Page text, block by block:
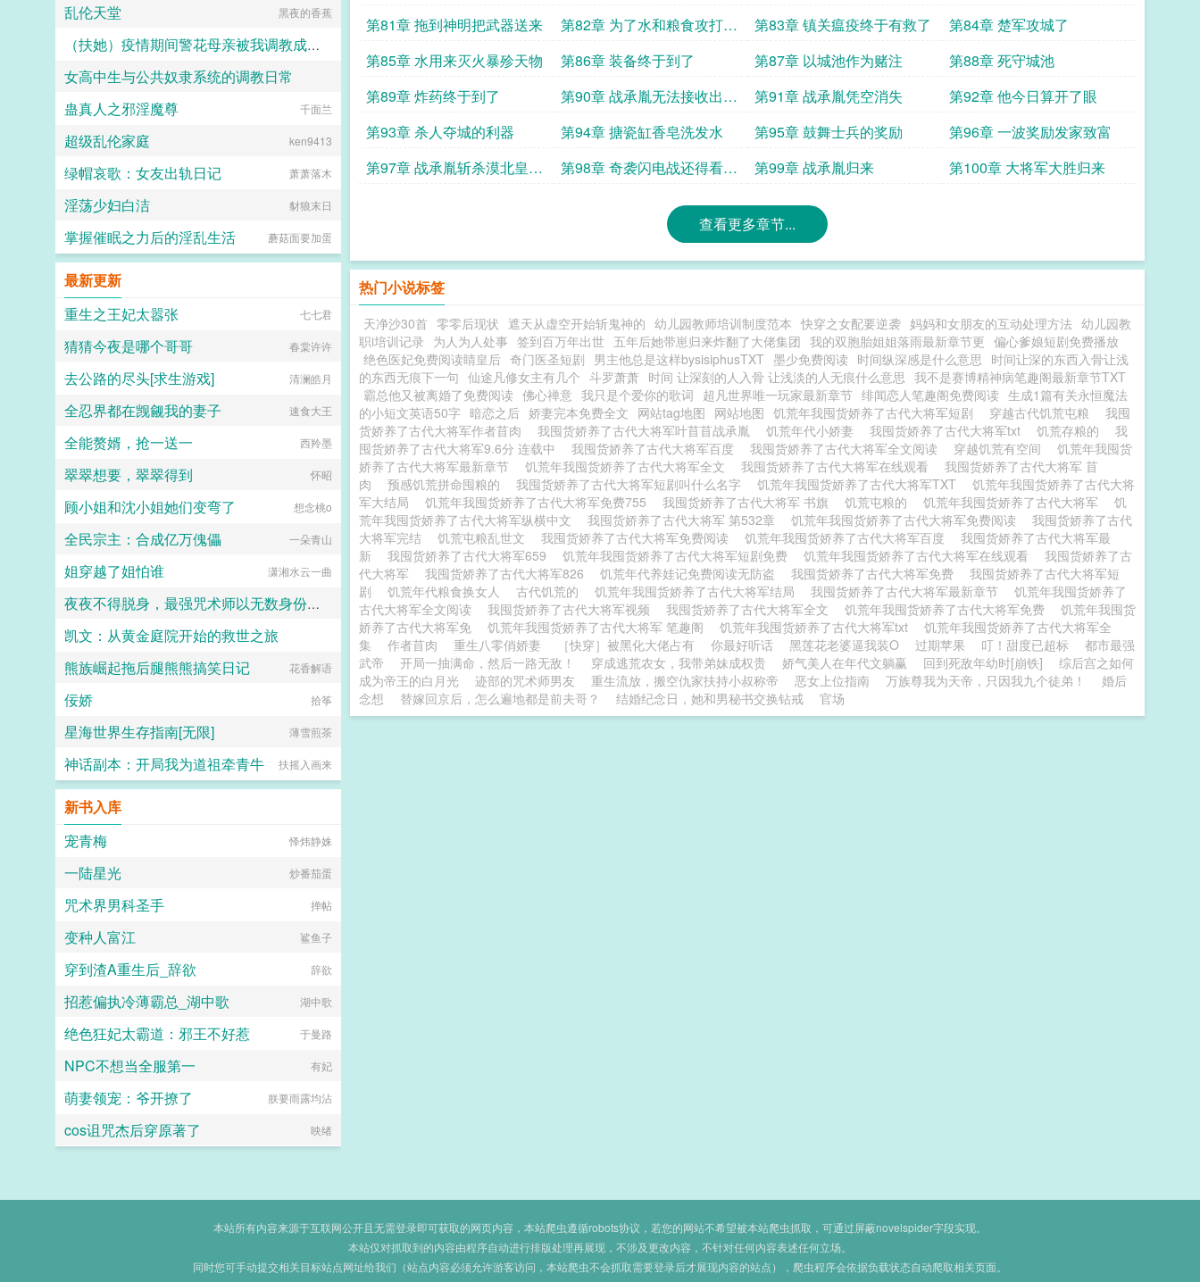
第81章 拖到神明把武器送来
第82章 为了水和粮食攻打镇
关
第83章 镇关瘟疫终于有救了
第84章 楚军攻城了
第85章 水用来灭火暴殄天物
第86章 装备终于到了 第87章 以城池作为赌注
第88章 死守城池
第89章 炸药终于到了
第90章 战承胤无法接收出事
了
第91章 战承胤凭空消失
第92章 他今日算开了眼
第93章 杀人夺城的利器
第94章 搪瓷缸香皂洗发水 第95章 鼓舞士兵的奖励
第96章 一波奖励发家致富
第97章 战承胤斩杀漠北皇族
第98章 奇袭闪电战还得看大
第99章 战承胤归来 第100章 大将军大胜归来
查看更多章节...
热门小说标签
天净沙30首 零零后现状 遮天从虚空开始斩鬼神的 幼儿园教师培训制度范本 快穿之女配要逆袭 妈妈和女朋友的互动处理方法 幼儿园教
职i培训记录 为人为人处事 签到百万年出世 五年后她带崽归来炸翻了大佬集团 我的双胞胎姐姐落雨最新章节更 偏心爹娘短剧免费播放
绝色医妃免费阅读睛皇后 奇门医圣短剧 男主他总是这样bysisiphusTXT 墨少免费阅读 时间纵深感是什么意思 时间让深的东西入骨让浅
的东西无痕下一句 仙途凡修女主有几个 斗罗萧萧 时间 让深刻的人入骨 让浅淡的人无痕什么意思 我不是赛博精神病笔趣阁最新章节TXT
霸总他又被离婚了免费阅读 佛心禅意 我只是个爱你的歌词 超凡世界唯一玩家最新章节 绯闻恋人笔趣阁免费阅读 生成1篇有关永恒魔法
的小短文英语50字 暗恋之后 娇妻完本免费全文 网站tag地图 网站地图 饥荒年我囤货娇养了古代大将军短剧 穿越古代饥荒屯粮
我囤
货娇养了古代大将军作者苜肉
我囤货娇养了古代大将军叶苜苜战承胤 饥荒年代小娇妻 我囤货娇养了古代大将军txt 饥荒存粮的
我
囤货娇养了古代大将军9.6分 连载中
我囤货娇养了古代大将军百度 我囤货娇养了古代大将军全文阅读 穿越饥荒有空间
饥荒年我囤货
娇养了古代大将军最新章节
饥荒年我囤货娇养了古代大将军全文 我囤货娇养了古代大将军在线观看
我囤货娇养了古代大将军 苜
肉
预感饥荒拼命囤粮的 我囤货娇养了古代大将军短剧叫什么名字 饥荒年我囤货娇养了古代大将军TXT
饥荒年我囤货娇养了古代大将
军大结局
饥荒年我囤货娇养了古代大将军免费755 我囤货娇养了古代大将军 书旗 饥荒屯粮的 饥荒年我囤货娇养了古代大将军
饥
荒年我囤货娇养了古代大将军纵横中文
我囤货娇养了古代大将军 第532章 饥荒年我囤货娇养了古代大将军免费阅读
我囤货娇养了古代
大将军完结
饥荒屯粮乱世文 我囤货娇养了古代大将军免费阅读 饥荒年我囤货娇养了古代大将军百度
我囤货娇养了古代大将军最
新
我囤货娇养了古代大将军659 饥荒年我囤货娇养了古代大将军短剧免费 饥荒年我囤货娇养了古代大将军在线观看
我囤货娇养了古
代大将军
我囤货娇养了古代大将军826 饥荒年代养娃记免费阅读无防盗 我囤货娇养了古代大将军免费
我囤货娇养了古代大将军短
剧
饥荒年代粮食换女人 古代饥荒的 饥荒年我囤货娇养了古代大将军结局 我囤货娇养了古代大将军最新章节
饥荒年我囤货娇养了
古代大将军全文阅读
我囤货娇养了古代大将军视频 我囤货娇养了古代大将军全文 饥荒年我囤货娇养了古代大将军免费
饥荒年我囤货
娇养了古代大将军免
饥荒年我囤货娇养了古代大将军 笔趣阁 饥荒年我囤货娇养了古代大将军txt
饥荒年我囤货娇养了古代大将军全
集
作者苜肉 重生八零俏娇妻 ［快穿］被黑化大佬占有 你最好听话 黑莲花老婆逼我装O 过期苹果 叮！甜度已超标
都市最强
武帝
开局一抽满命，然后一路无敌！ 穿成逃荒农女，我带弟妹成权贵 娇气美人在年代文躺赢 回到死敌年幼时[崩铁]
综后宫之如何
成为帝王的白月光
迹部的咒术师男友 重生流放，搬空仇家扶持小叔称帝 恶女上位指南 万族尊我为天帝，只因我九个徒弟！
婚后
念想
替嫁回京后，怎么遍地都是前夫哥？ 结婚纪念日，她和男秘书交换钻戒 官场
乱伦天堂 黑夜的香蕉
（扶她）疫情期间警花母亲被我调教成三洞全开的肉便器母狗
霜染official
女高中生与公共奴隶系统的调教日常
喵不可言
蛊真人之邪淫魔尊 千面兰
超级乱伦家庭 ken9413
绿帽哀歌：女友出轨日记 萧萧落木
淫荡少妇白洁 豺狼末日
掌握催眠之力后的淫乱生活 蘑菇面要加蛋
最新更新
重生之王妃太嚣张
七七君
猜猜今夜是哪个哥哥 春棠许许
去公路的尽头[求生游戏] 清澜皓月
全忍界都在觊觎我的妻子 速食大王
全能赘婿，抢一送一 西羚墨
翠翠想要，翠翠得到 怀昭
顾小姐和沈小姐她们变弯了 想念桃o
全民宗主：合成亿万傀儡 一朵青山
姐穿越了姐怕谁 潇湘水云一曲
夜夜不得脱身，最强咒术师以无数身份向我靠近
凯文：从黄金庭院开始的救世之旅
无名小作者595
熊族崛起拖后腿熊熊搞笑日记 花香解语
佞娇 拾筝
星海世界生存指南[无限] 薄雪煎茶
神话副本：开局我为道祖牵青牛 扶摇入画来
新书入库
宠青梅
怿炜静姝
一陆星光 炒番茄蛋
咒术界男科圣手 掸帖
变种人富江 鲨鱼子
穿到渣A重生后_辞欲 辞欲
招惹偏执冷薄霸总_湖中歌 湖中歌
绝色狂妃太霸道：邪王不好惹 于曼路
NPC不想当全服第一 有妃
萌妻领宠：爷开撩了 朕要雨露均沾
cos诅咒杰后穿原著了 映绪
本站所有内容来源于互联网公开且无需登录即可获取的网页内容，本站爬虫遵循robots协议，若您的网站不希望被本站爬虫抓取，可通过屏蔽novelspider字段实现。
本站仅对抓取到的内容由程序自动进行排版处理再展现，不涉及更改内容，不针对任何内容表述任何立场。
同时您可手动提交相关目标站点网址给我们（站点内容必须允许游客访问，本站爬虫不会抓取需要登录后才展现内容的站点），爬虫程序会依据负载状态自动爬取相关页面。